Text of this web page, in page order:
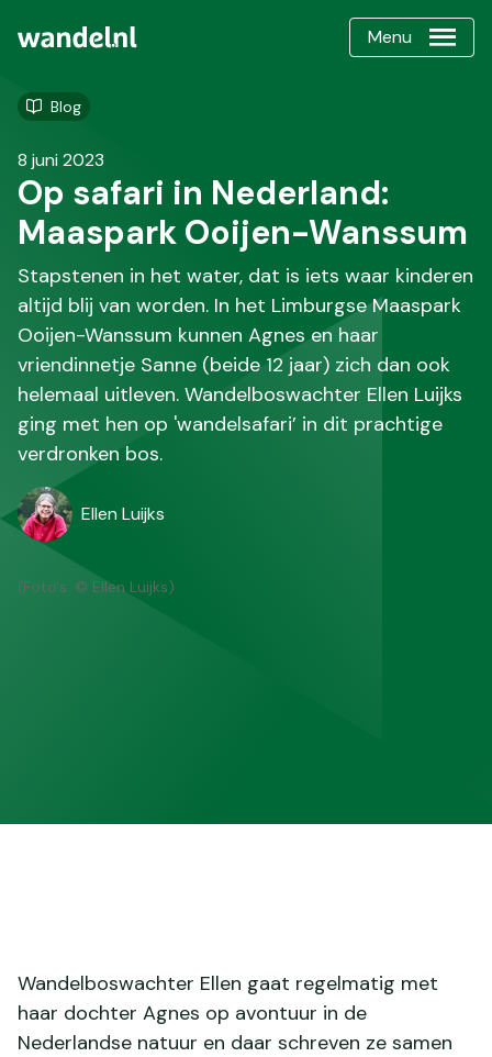
Menu
Blog
8 juni 2023
Op safari in Nederland:
Maaspark Ooijen-Wanssum
Stapstenen in het water, dat is iets waar kinderen
altijd blij van worden. In het Limburgse Maaspark
Ooijen-Wanssum kunnen Agnes en haar
vriendinnetje Sanne (beide 12 jaar) zich dan ook
helemaal uitleven. Wandelboswachter Ellen Luijks
ging met hen op 'wandelsafari’ in dit prachtige
verdronken bos.
Ellen Luijks
(Foto's: © Ellen Luijks)
Wandelboswachter Ellen gaat regelmatig met
haar dochter Agnes op avontuur in de
Nederlandse natuur en daar schreven ze samen